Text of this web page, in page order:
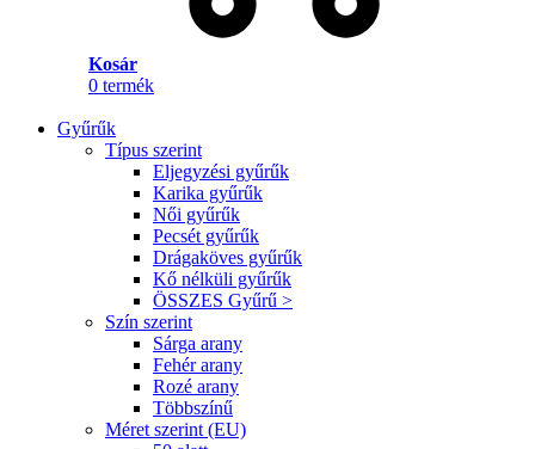
Kosár
0 termék
Gyűrűk
Típus szerint
Eljegyzési gyűrűk
Karika gyűrűk
Női gyűrűk
Pecsét gyűrűk
Drágaköves gyűrűk
Kő nélküli gyűrűk
ÖSSZES Gyűrű >
Szín szerint
Sárga arany
Fehér arany
Rozé arany
Többszínű
Méret szerint (EU)